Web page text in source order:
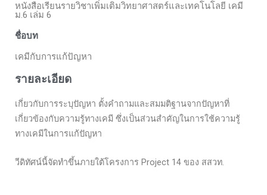
หนังสือเรียนรายวิชาเพิ่มเติมวิทยาศาสตร์และเทคโนโลยี เคมี
ม.6 เล่ม 6
ชื่อบท
เคมีกับการแก้ปัญหา
รายละเอียด
เกี่ยวกับการระบุปัญหา ตั้งคำถามและสมมติฐานจากปัญหาที่
เกี่ยวข้องกับความรู้ทางเคมี ซึ่งเป็นส่วนสำคัญในการใช้ความรู้
ทางเคมีในการแก้ปัญหา
วีดิทัศน์นี้จัดทำขึ้นภายใต้โครงการ Project 14 ของ สสวท.